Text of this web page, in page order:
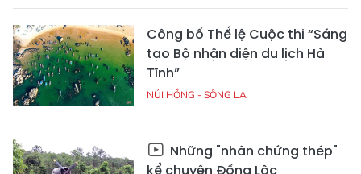
Công bố Thể lệ Cuộc thi “Sáng
tạo Bộ nhận diện du lịch Hà
Tĩnh”
NÚI HỒNG - SÔNG LA
Những "nhân chứng thép"